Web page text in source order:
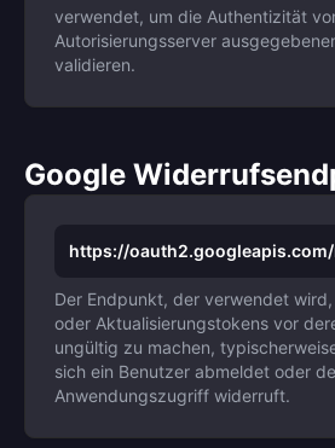
verwendet, um die Authentizität
Autorisierungsserver
validieren.
Google
https://
Der Endpunkt, der verwendet
oder Aktualisierungstokens vor
ungültig zu machen,
sich ein Benutzer abmeldet oder
Anwendungszugriff widerruft.